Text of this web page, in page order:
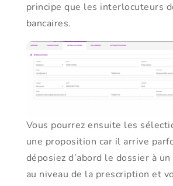
principe que les interlocuteurs
bancaires.
Vous pourrez ensuite les
une proposition car il arrive
déposiez d’abord le dossier à
au niveau de la prescription et